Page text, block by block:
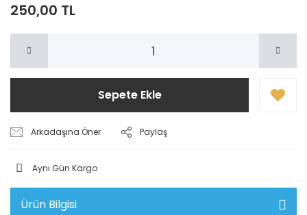
250,00 TL
Sepete Ekle
Arkadaşına Öner Paylaş
Aynı Gün Kargo
Ürün Bilgisi